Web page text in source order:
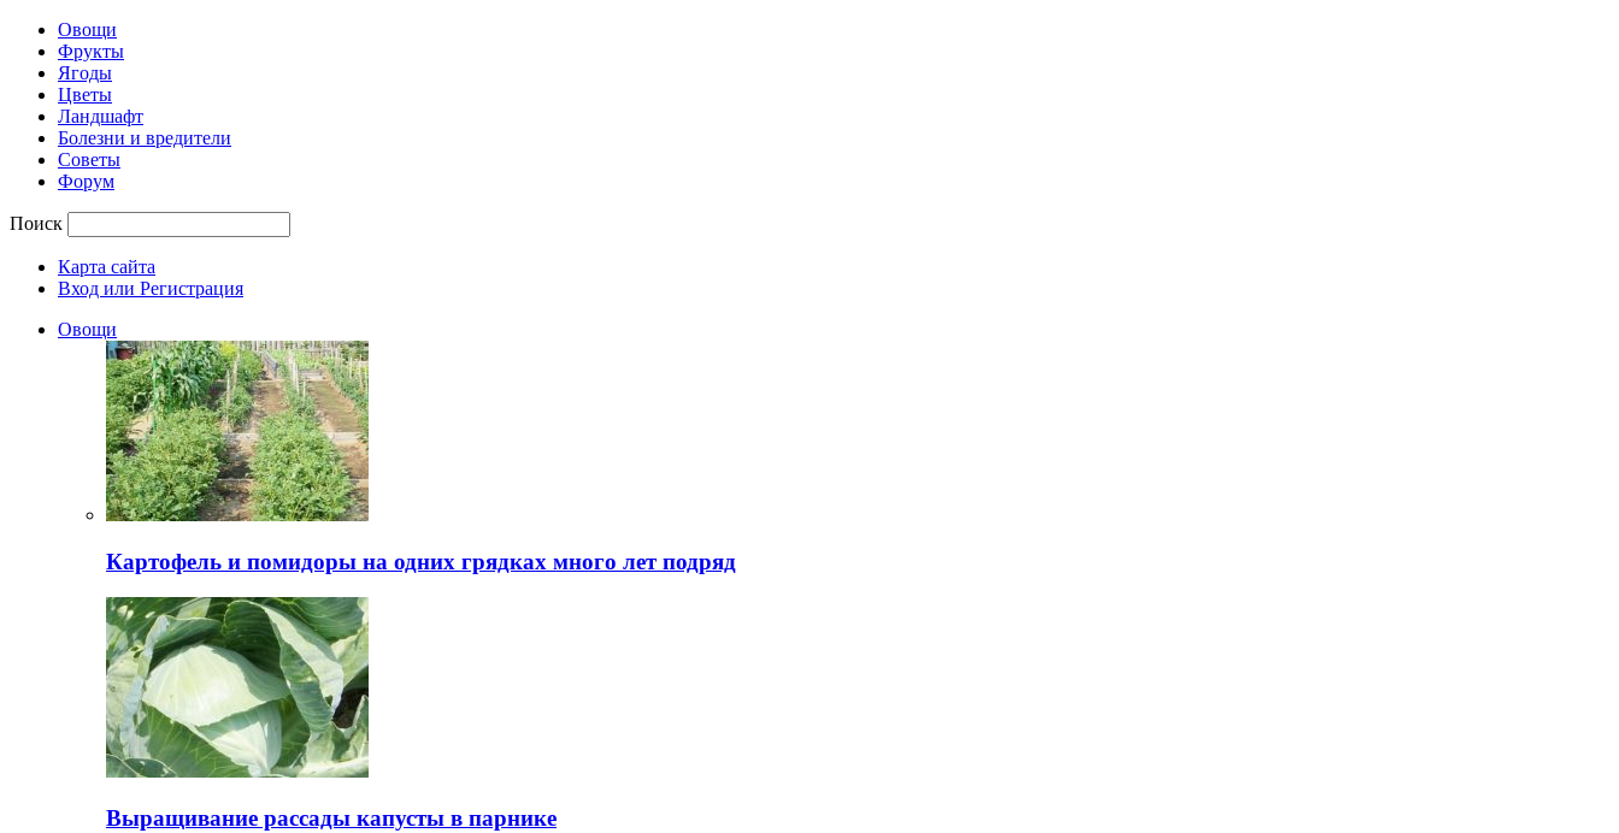
Овощи
Фрукты
Ягоды
Цветы
Ландшафт
Болезни и вредители
Советы
Форум
Поиск
Карта сайта
Вход или Регистрация
Овощи
Картофель и помидоры на одних грядках много лет подряд
Выращивание рассады капусты в парнике